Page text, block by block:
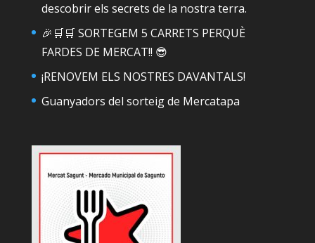
descobrir els secrets de la nostra terra.
🎉🛒🛒 SORTEGEM 5 CARRETS PERQUÈ
FARDES DE MERCAT!! 😎
¡RENOVEM ELS NOSTRES DAVANTALS!
Guanyadors del sorteig de Mercatapa